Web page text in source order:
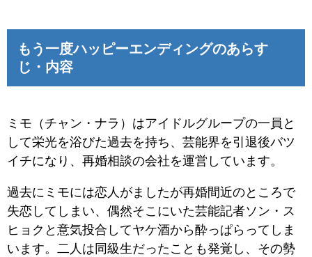
もう一度ハッピーエンディングのあらす
じ・内容
ミモ（チャン・ナラ）はアイドルグループの一員と
して栄光を浴びた過去を持ち、芸能界を引退後バツ
イチになり、再婚相談の会社を運営しています。
過去にミモには恋人がましたが再婚間近のところで
失恋してしまい、偶然そこにいた芸能記者ソン・ス
ヒョクと意気投合してヤケ酒から酔っぱらってしま
います。二人は同級生だったことも発覚し、その勢